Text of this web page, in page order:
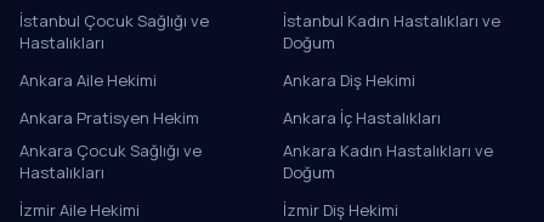
İstanbul Çocuk Sağlığı ve
Hastalıkları
İstanbul Kadın Hastalıkları ve
Doğum
Ankara Aile Hekimi
Ankara Diş Hekimi
Ankara Pratisyen Hekim
Ankara İç Hastalıkları
Ankara Çocuk Sağlığı ve
Hastalıkları
Ankara Kadın Hastalıkları ve
Doğum
İzmir Aile Hekimi
İzmir Diş Hekimi